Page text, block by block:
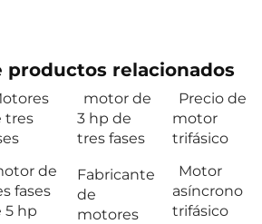
productos relacionados
tres
motor de
3 hp de
tres fases
Precio de
motor
trifásico
de
fases
5 hp
Fabricante
de
motores
Motor
asíncrono
trifásico